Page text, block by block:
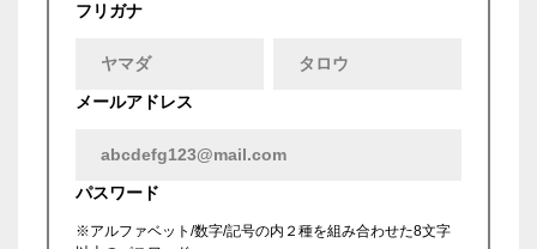
フリガナ
メールアドレス
パスワード
※アルファベット/数字/記号の内２種を組み合わせた8文字